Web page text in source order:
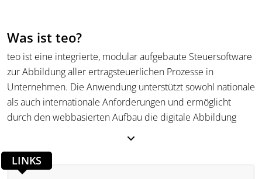
Was ist teo?
teo ist eine integrierte, modular aufgebaute Steuersoftware
zur Abbildung aller ertragsteuerlichen Prozesse in
Unternehmen. Die Anwendung unterstützt sowohl nationale
als auch internationale Anforderungen und ermöglicht
durch den webbasierten Aufbau die digitale Abbildung
berücksichtigt und direkt mit den Vorsystemen verknüpft.
LINKS